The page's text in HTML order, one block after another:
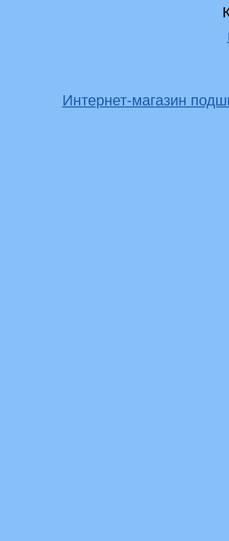
Интернет-магазин